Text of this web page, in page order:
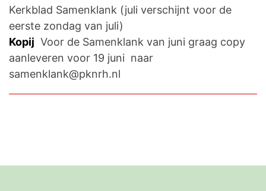
Kerkblad Samenklank (juli verschijnt voor de
eerste zondag van juli)
Kopij Voor de Samenklank van juni graag copy
aanleveren voor 19 juni naar
samenklank@pknrh.nl